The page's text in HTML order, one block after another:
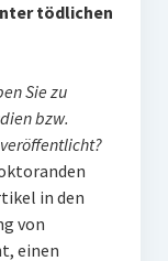
tödlichen
Sie zu
bzw.
in den
von
einen